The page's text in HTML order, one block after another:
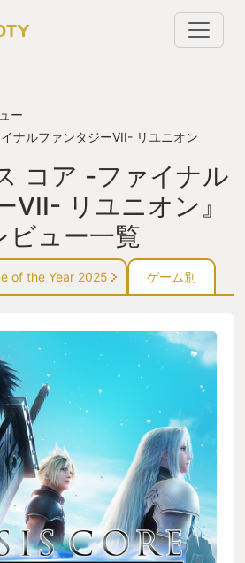
ー
ナルファンタジーVII- リユニオン
コア -ファイナル
VII- リユニオン』
ビュー一覧
of the Year 2025 ゲーム別